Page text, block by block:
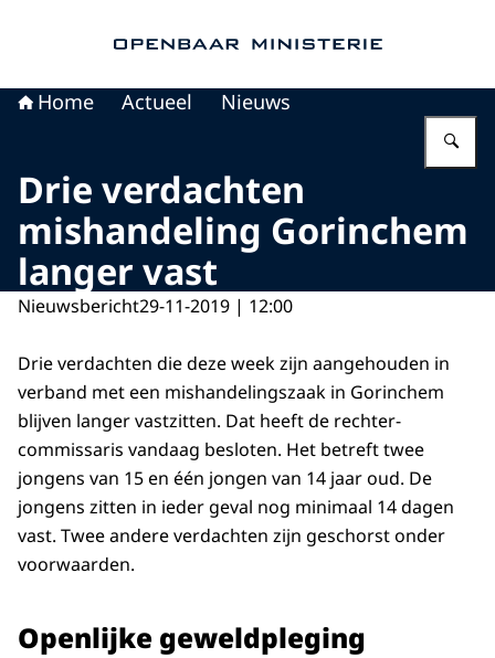
Home Actueel Nieuws
Drie verdachten
mishandeling Gorinchem
langer vast
Nieuwsbericht29-11-2019 | 12:00
Drie verdachten die deze week zijn aangehouden in
verband met een mishandelingszaak in Gorinchem
blijven langer vastzitten. Dat heeft de rechter-
commissaris vandaag besloten. Het betreft twee
jongens van 15 en één jongen van 14 jaar oud. De
jongens zitten in ieder geval nog minimaal 14 dagen
vast. Twee andere verdachten zijn geschorst onder
voorwaarden.
Openlijke geweldpleging